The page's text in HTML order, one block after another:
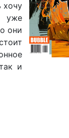
хочу
уже
они
и